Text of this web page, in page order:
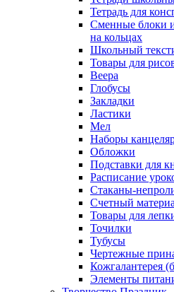
Тетрадь для
Сменные блоки и
на кольцах
Школьный
Товары для
Веера
Глобусы
Закладки
Ластики
Мел
Наборы
Обложки
Подставки для
Расписание
Стаканы-
Счетный
Товары для
Точилки
Тубусы
Чертежные
Кожгалантерея
Элементы